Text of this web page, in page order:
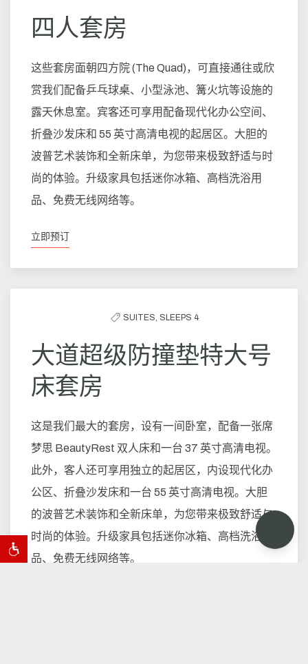
四人套房
这些套房面朝四方院 (The Quad)，可直接通往或欣
赏我们配备乒乓球桌、小型泳池、篝火坑等设施的
露天休息室。宾客还可享用配备现代化办公空间、
折叠沙发床和 55 英寸高清电视的起居区。大胆的
波普艺术装饰和全新床单，为您带来极致舒适与时
尚的体验。升级家具包括迷你冰箱、高档洗浴用
品、免费无线网络等。
立即预订
SUITES, SLEEPS 4
大道超级防撞垫特大号
床套房
这是我们最大的套房，设有一间卧室，配备一张席
梦思 BeautyRest 双人床和一台 37 英寸高清电视。
此外，客人还可享用独立的起居区，内设现代化办
公区、折叠沙发床和一台 55 英寸高清电视。大胆
的波普艺术装饰和全新床单，为您带来极致舒适与
时尚的体验。升级家具包括迷你冰箱、高档洗浴用
品、免费无线网络等。